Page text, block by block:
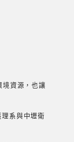
資源，也讓
系與中壢衛